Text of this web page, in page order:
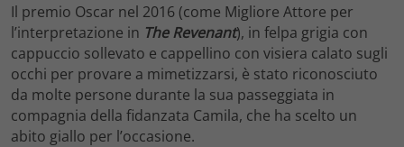
Il premio Oscar nel 2016 (come Migliore Attore per
l’interpretazione in The Revenant), in felpa grigia con
cappuccio sollevato e cappellino con visiera calato sugli
occhi per provare a mimetizzarsi, è stato riconosciuto
da molte persone durante la sua passeggiata in
compagnia della fidanzata Camila, che ha scelto un
abito giallo per l’occasione.